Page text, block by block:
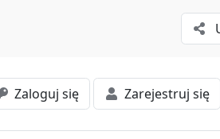
Zaloguj się Zarejestruj się